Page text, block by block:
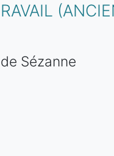
Sézanne